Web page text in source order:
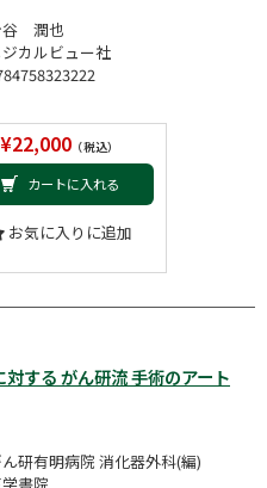
谷 潤也
カルビュー社
¥22,000 （税込）
カートに入れる
お気に入りに追加
する がん研流 手術のアート
研有明病院 消化器外科(編)